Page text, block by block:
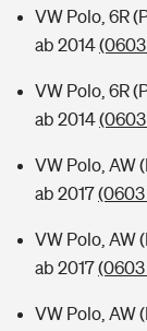
VW Polo, 6R
ab 2014(0603
VW Polo, 6R
ab 2014(0603
VW Polo, AW
ab 2017(0603
VW Polo, AW
ab 2017(0603
VW Polo, AW